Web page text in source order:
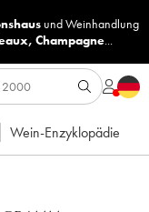
undWeinhandlung
, Champagne...
Wein-Enzyklopädie